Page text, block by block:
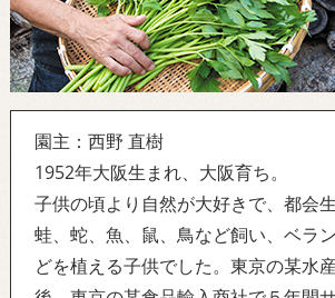
園主：西野 直樹
1952年大阪生まれ、大阪育ち。
子供の頃より自然が大好きで、都会
蛙、蛇、魚、鼠、鳥など飼い、ベラ
どを植える子供でした。東京の某水